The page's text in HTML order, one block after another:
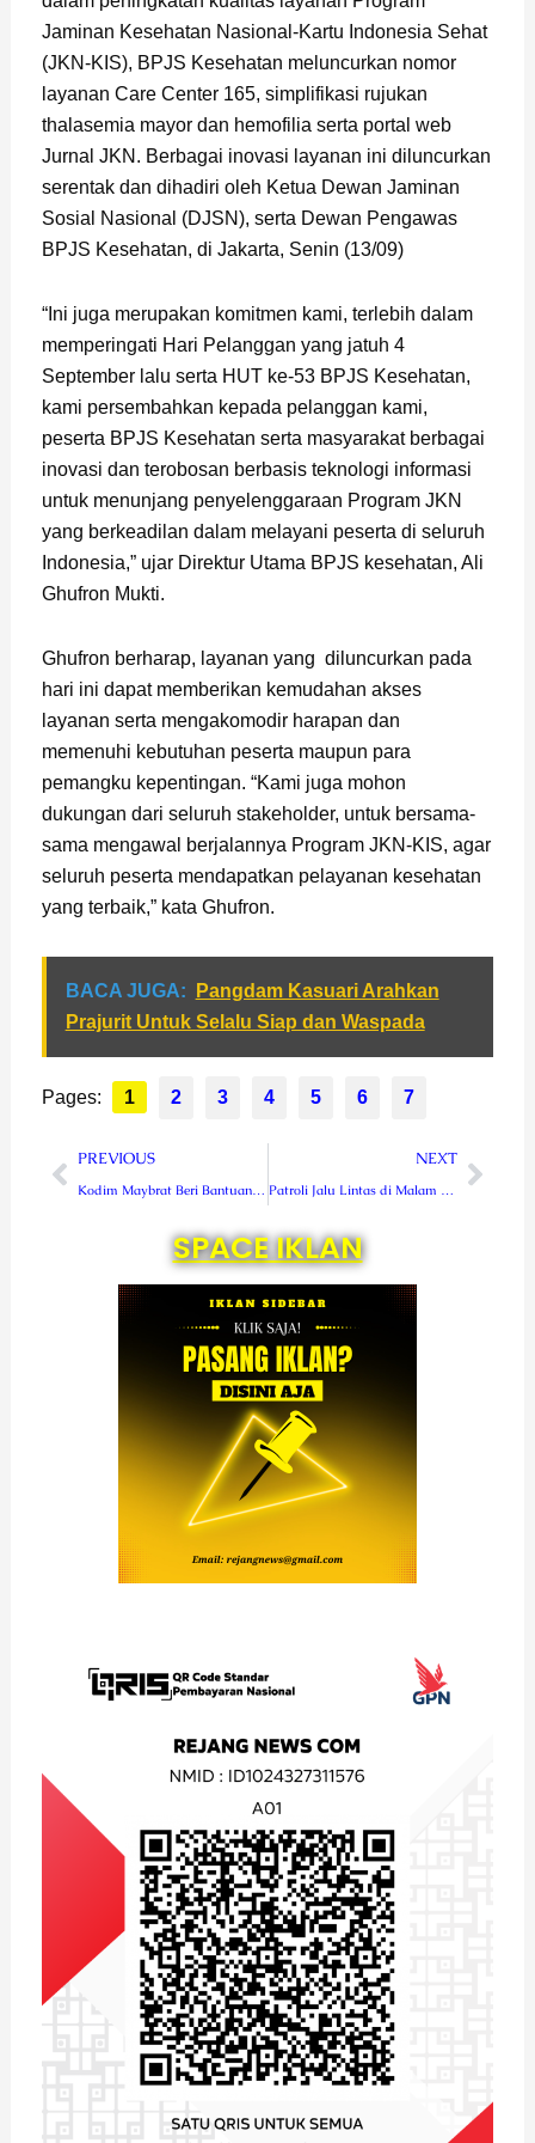
Jaminan Kesehatan Nasional-Kartu Indonesia Sehat
(JKN-KIS), BPJS Kesehatan meluncurkan nomor
layanan Care Center 165, simplifikasi rujukan
thalasemia mayor dan hemofilia serta portal web
Jurnal JKN. Berbagai inovasi layanan ini diluncurkan
serentak dan dihadiri oleh Ketua Dewan Jaminan
Sosial Nasional (DJSN), serta Dewan Pengawas
BPJS Kesehatan, di Jakarta, Senin (13/09)
“Ini juga merupakan komitmen kami, terlebih dalam
memperingati Hari Pelanggan yang jatuh 4
September lalu serta HUT ke-53 BPJS Kesehatan,
kami persembahkan kepada pelanggan kami,
peserta BPJS Kesehatan serta masyarakat berbagai
inovasi dan terobosan berbasis teknologi informasi
untuk menunjang penyelenggaraan Program JKN
yang berkeadilan dalam melayani peserta di seluruh
Indonesia,” ujar Direktur Utama BPJS kesehatan, Ali
Ghufron Mukti.
Ghufron berharap, layanan yang diluncurkan pada
hari ini dapat memberikan kemudahan akses
layanan serta mengakomodir harapan dan
memenuhi kebutuhan peserta maupun para
pemangku kepentingan. “Kami juga mohon
dukungan dari seluruh stakeholder, untuk bersama-
sama mengawal berjalannya Program JKN-KIS, agar
seluruh peserta mendapatkan pelayanan kesehatan
yang terbaik,” kata Ghufron.
BACA JUGA:
Pangdam Kasuari Arahkan
Prajurit Untuk Selalu Siap dan Waspada
Pages: 1 2 3 4 5 6 7
Prev
PREVIOUS
Kodim Maybrat Beri Bantuan Pengungsi Distrik Aifat
NEXT
Patroli Jalu Lintas di Malam Hari, Rutin Dilaksanakan Polres RL
Next
SPACE IKLAN